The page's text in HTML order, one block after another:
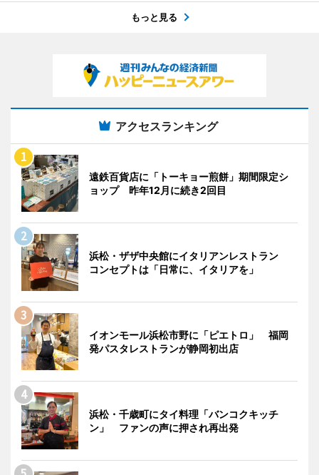
もっと見る
アクセスランキング
遠鉄百貨店に「トーキョー煎餅」期間限定シ
ョップ 昨年12月に続き2回目
浜松・ザザ中央館にイタリアンレストラン
コンセプトは「日常に、イタリアを」
イオンモール浜松市野に「ピエトロ」 福岡
発パスタレストランが静岡初出店
浜松・千歳町にタイ料理「バンコクキッチ
ン」 ファンの声に押され再出発